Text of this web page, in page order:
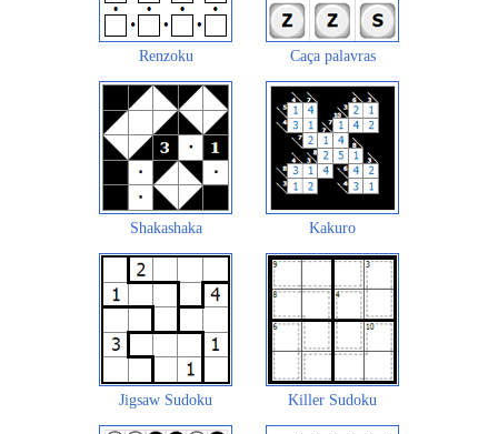
Renzoku Caça palavras
Shakashaka Kakuro
Jigsaw Sudoku Killer Sudoku